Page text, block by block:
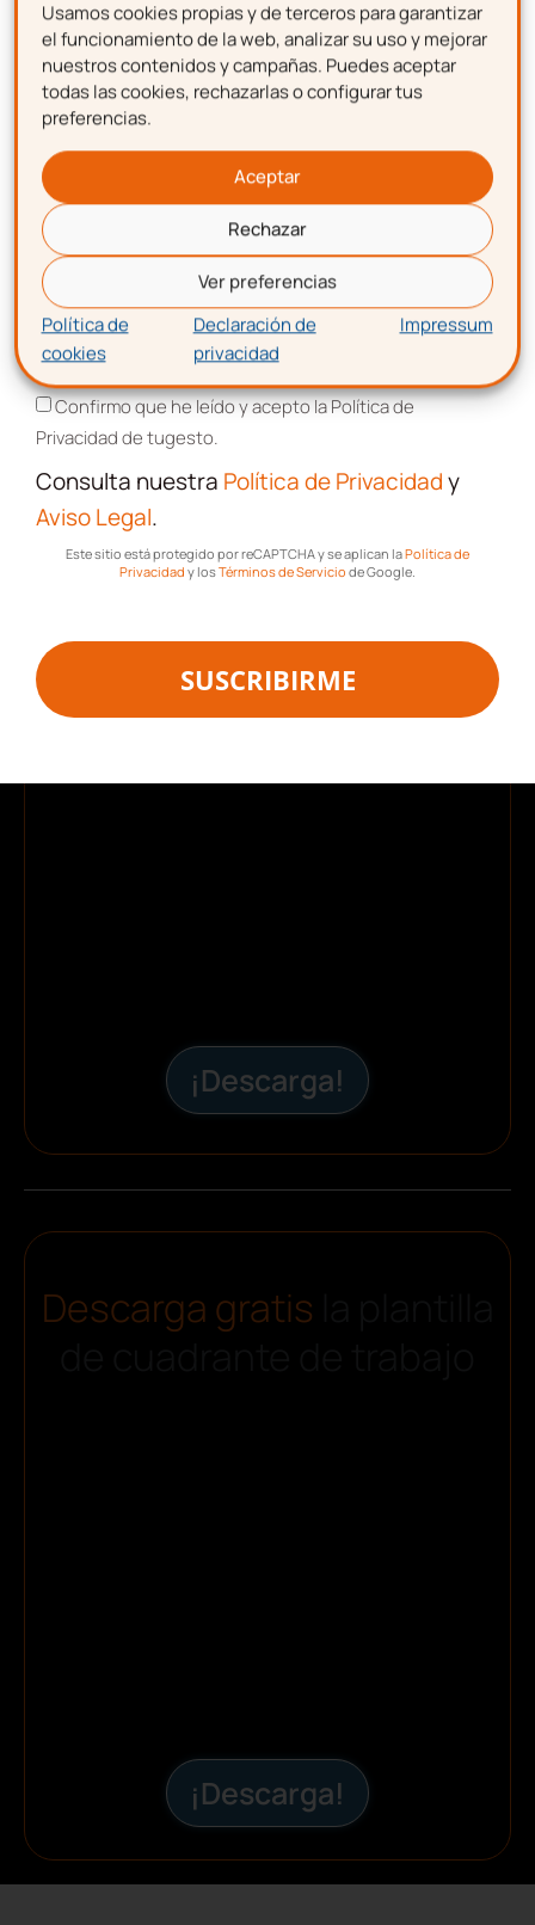
Usamos cookies propias y de terceros para garantizar
el funcionamiento de la web, analizar su uso y mejorar
nuestros contenidos y campañas. Puedes aceptar
todas las cookies, rechazarlas o configurar tus
preferencias.
Aceptar
Rechazar
Ver preferencias
Política de
cookies
Declaración de
privacidad
Impressum
Confirmo que he leído y acepto la Política de
Privacidad de tugesto.
Consulta nuestraPolítica de Privacidad
Este sitio está protegido por reCAPTCHA y se aplican la
Términos de Servicio
SUSCRIBIRME
plantilla para hacer una
nómina
¡Descarga!
Descarga gratis
¡Descarga!
Nombre
Apellidos
Correo electrónico
Aceptación de términos y condiciones
Confirmo que he leído y acepto la Política de
Privacidad de tugesto.
Consulta nuestra Política de Privacidady
Aviso Legal.
Este sitio está protegido por reCAPTCHA y se aplican laPolítica de
Privacidad y losTérminos de Servicio de Google.
SUSCRIBIRME